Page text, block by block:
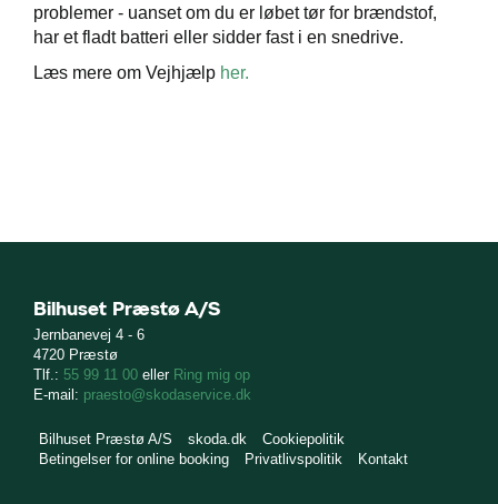
problemer - uanset om du er løbet tør for brændstof,
har et fladt batteri eller sidder fast i en snedrive.
Læs mere om Vejhjælp her.
Bilhuset Præstø A/S
Jernbanevej 4 - 6
4720 Præstø
Tlf.: 55 99 11 00 eller Ring mig op
E-mail: praesto@skodaservice.dk
Bilhuset Præstø A/S skoda.dk
Cookiepolitik
Betingelser for online booking
Privatlivspolitik Kontakt